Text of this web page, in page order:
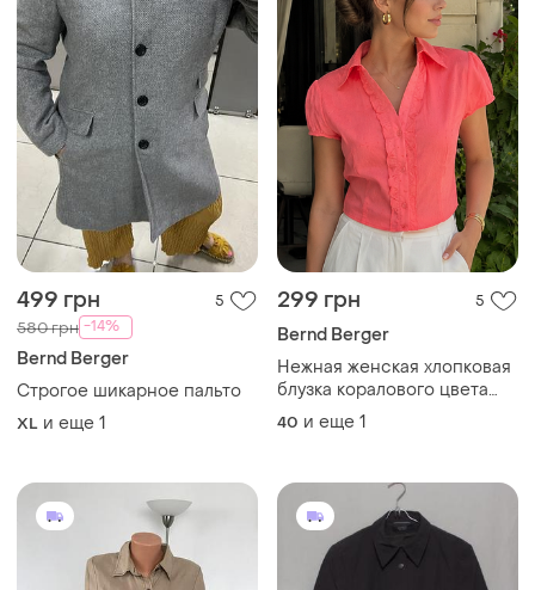
499 грн 5
580 грн -14%
Bernd Berger
Строгое шикарное пальто
XL и еще 1
299 грн 5
Bernd Berger
Нежная женская хлопковая
блузка коралового цвета
viventy by bernd berger с
40 и еще 1